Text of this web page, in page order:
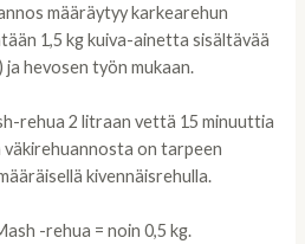
määräytyy karkearehun
1,5 kg kuiva-ainetta sisältävää
hevosen työn mukaan.
rehua 2 litraan vettä 15 minuuttia
on tarpeen
kivennäisrehulla.
-rehua = noin 0,5 kg.